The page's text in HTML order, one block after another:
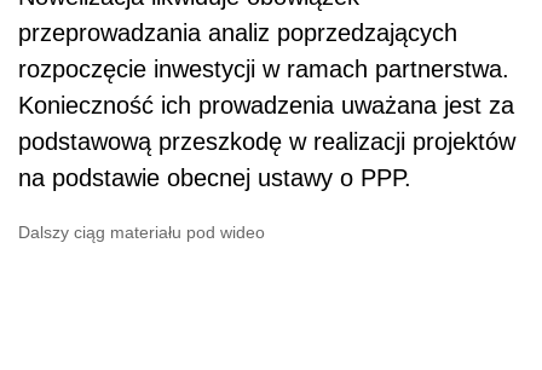
przeprowadzania analiz poprzedzających
rozpoczęcie inwestycji w ramach partnerstwa.
Konieczność ich prowadzenia uważana jest za
podstawową przeszkodę w realizacji projektów
na podstawie obecnej ustawy o PPP.
Dalszy ciąg materiału pod wideo